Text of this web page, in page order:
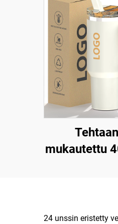
mukautettu
24 unssin eristetty